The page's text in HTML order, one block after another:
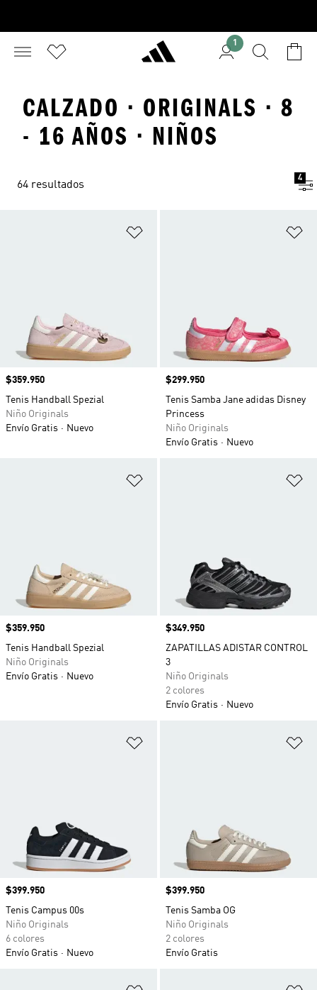
1
CALZADO · ORIGINALS · 8
- 16 AÑOS · NIÑOS
64 resultados
4
Precio
$359.950
Tenis Handball Spezial
Niño Originals
Envío Gratis
Nuevo
Precio
$299.950
Tenis Samba Jane adidas Disney
Princess
Niño Originals
Envío Gratis
Nuevo
Precio
$359.950
Tenis Handball Spezial
Niño Originals
Envío Gratis
Nuevo
Precio
$349.950
ZAPATILLAS ADISTAR CONTROL
3
Niño Originals
2 colores
Envío Gratis
Nuevo
Precio
$399.950
Tenis Campus 00s
Niño Originals
6 colores
Envío Gratis
Nuevo
Precio
$399.950
Tenis Samba OG
Niño Originals
2 colores
Envío Gratis